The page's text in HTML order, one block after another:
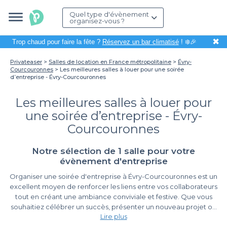
Quel type d'évènement
organisez-vous ?
Trop chaud pour faire la fête ? Réservez un bar climatisé! ❄️🎉 ✖
Privateaser Salles de location en France métropolitaine
Évry-
Courcouronnes
Les meilleures salles à louer pour une soirée
d’entreprise - Évry-Courcouronnes
Les meilleures salles à louer pour
une soirée d’entreprise - Évry-
Courcouronnes
Notre sélection de 1 salle pour votre
évènement d'entreprise
Organiser une soirée d'entreprise à Évry-Courcouronnes est un
excellent moyen de renforcer les liens entre vos collaborateurs
tout en créant une ambiance conviviale et festive. Que vous
souhaitiez célébrer un succès, présenter un nouveau projet ou
simplement favoriser la cohésion d'équipe, le choix du lieu est
Lire plus